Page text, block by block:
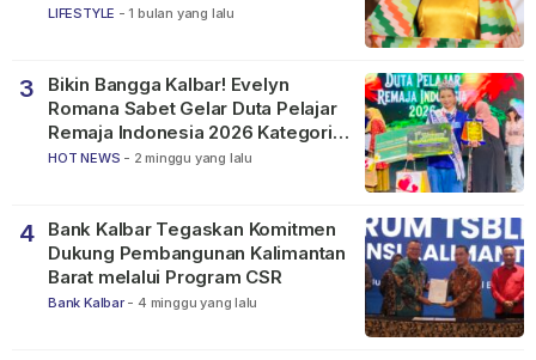
LIFESTYLE - 1 bulan yang lalu
3
Bikin Bangga Kalbar! Evelyn
Romana Sabet Gelar Duta Pelajar
Remaja Indonesia 2026 Kategori
SMP
HOT NEWS - 2 minggu yang lalu
4
Bank Kalbar Tegaskan Komitmen
Dukung Pembangunan Kalimantan
Barat melalui Program CSR
Bank Kalbar - 4 minggu yang lalu